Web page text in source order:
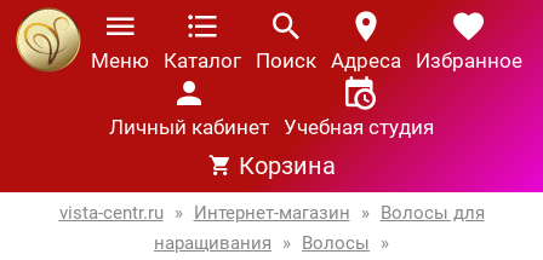
Меню Каталог Поиск Адреса Избранное
Личный кабинет Учебная студия
Корзина
vista-centr.ru » Интернет-магазин » Волосы для
наращивания
» Волосы »